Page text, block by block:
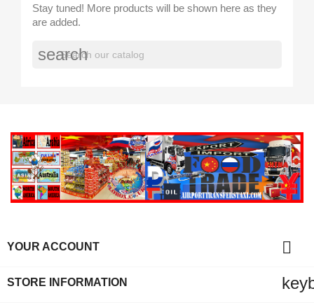
Stay tuned! More products will be shown here as they
are added.
search
YOUR ACCOUNT 
STORE INFORMATION